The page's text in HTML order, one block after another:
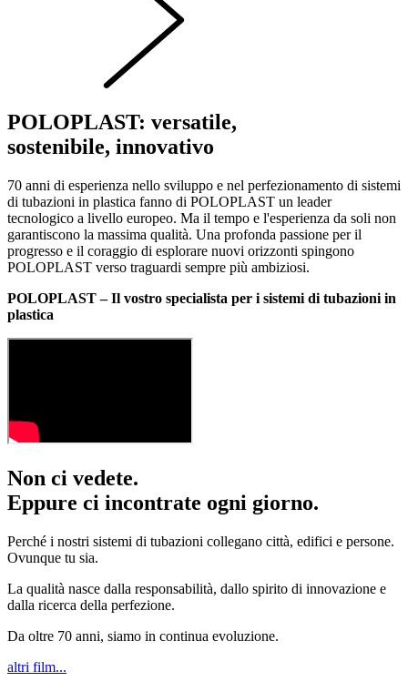
POLOPLAST: versatile,
sostenibile, innovativo
70 anni di esperienza nello sviluppo e nel perfezionamento di sistemi
di tubazioni in plastica fanno di POLOPLAST un leader
tecnologico a livello europeo. Ma il tempo e l'esperienza da soli non
garantiscono la massima qualità. Una profonda passione per il
progresso e il coraggio di esplorare nuovi orizzonti spingono
POLOPLAST verso traguardi sempre più ambiziosi.
POLOPLAST – Il vostro specialista per i sistemi di tubazioni in
plastica
Non ci vedete.
Eppure ci incontrate ogni giorno.
Perché i nostri sistemi di tubazioni collegano città, edifici e persone.
Ovunque tu sia.
La qualità nasce dalla responsabilità, dallo spirito di innovazione e
dalla ricerca della perfezione.
Da oltre 70 anni, siamo in continua evoluzione.
altri film...